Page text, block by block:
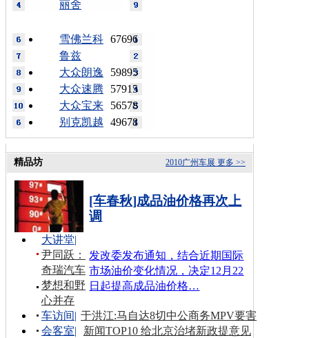
丽舍
67696
雪佛兰科
鲁兹
59895
大众朗逸
57915
大众速腾
56578
大众宝来
49678
别克凯越
更多 >>
2010广州车展
精品坊
[车春秋]成品油价格再次上
调
发改委发布通知，结合近期国际
市场油价变化情况，决定12月22
日起提高成品油价格…
大讲堂|
尹同跃：
奇瑞汽车
梦想和野
心并存
车访间| 于洪江:马自达8切中公商务MPV要害
会客室|
新闻TOP10 给北京治堵新政提意见